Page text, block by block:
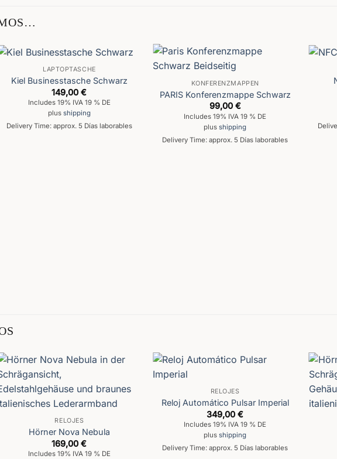
LAPTOPTASCHE
Kiel Businesstasche Schwarz
149,00€
Includes 19% IVA 19 % DE
plus shipping
Delivery Time: approx. 5 Días laborables
KONFERENZMAPPEN
PARIS Konferenzmappe Schwarz
99,00 €
Includes 19% IVA 19 % DE
plusshipping
Delivery Time: approx. 5 Días laborables
RELOJES
Hörner Nova Nebula
169,00€
Includes 19% IVA 19 % DE
RELOJES
Reloj Automático Pulsar Imperial
349,00€
Includes 19% IVA 19 % DE
plusshipping
Delivery Time: approx. 5 Días laborables